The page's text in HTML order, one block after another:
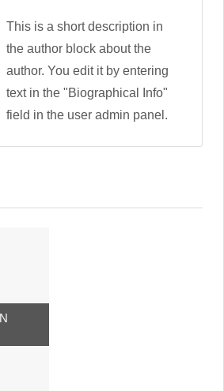
This is a short description in
the author block about the
author. You edit it by entering
text in the "Biographical Info"
field in the user admin panel.